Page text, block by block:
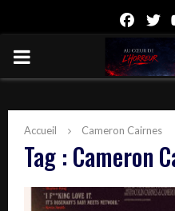
PRIMARY
Accueil Cameron Cairnes
Tag : Cameron